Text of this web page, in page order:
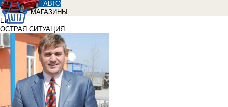
АВТО
МАГАЗИНЫ
Еще
ОСТРАЯ СИТУАЦИЯ